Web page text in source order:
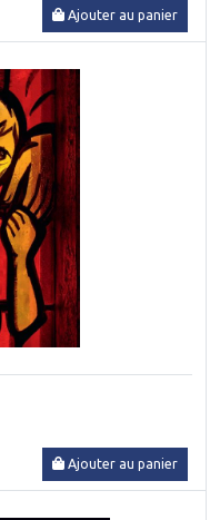
Ajouter au panier
Ajouter au panier